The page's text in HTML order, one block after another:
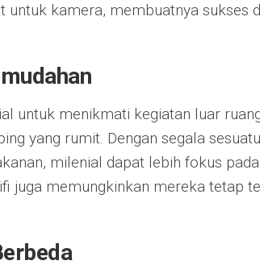
untuk kamera, membuatnya sukses
untuk menikmati kegiatan luar
yang rumit. Dengan segala
milenial dapat lebih fokus
juga memungkinkan mereka tetap